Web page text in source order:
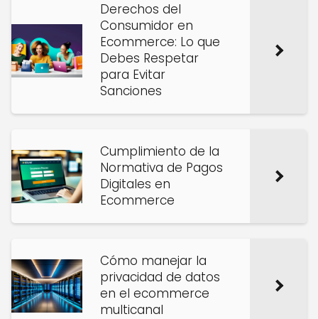
Derechos del
Consumidor en
Ecommerce: Lo que
Debes Respetar
para Evitar
Sanciones
Cumplimiento de la
Normativa de Pagos
Digitales en
Ecommerce
Cómo manejar la
privacidad de datos
en el ecommerce
multicanal